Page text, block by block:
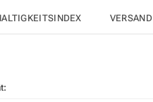
VERSAND